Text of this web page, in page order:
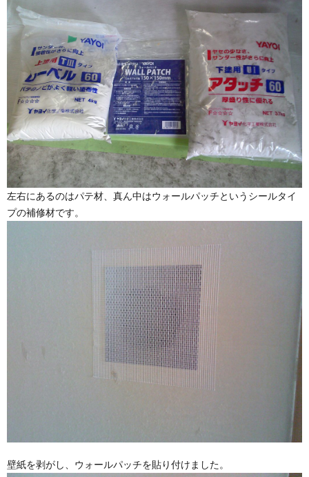
左右にあるのはパテ材、真ん中はウォールパッチというシールタイ
プの補修材です。
壁紙を剥がし、ウォールパッチを貼り付けました。